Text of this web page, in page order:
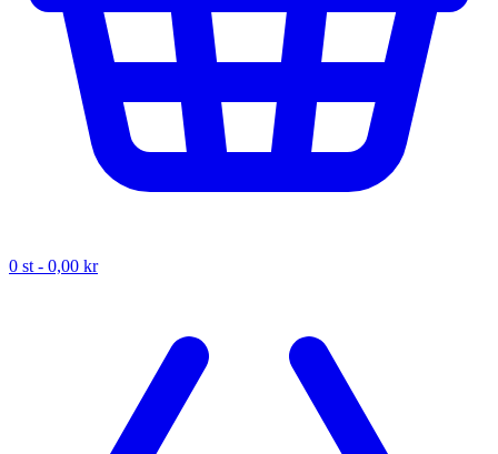
0 st - 0,00 kr